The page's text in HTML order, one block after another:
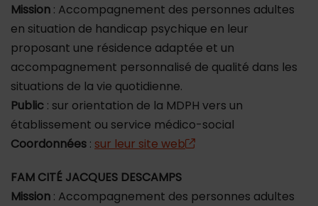
Mission : Accompagnement des personnes adultes
en situation de handicap psychique en leur
proposant une résidence adaptée et un
accompagnement personnalisé de qualité dans les
situations de la vie quotidienne.
Public : sur orientation de la MDPH vers un
établissement ou service médico-social
Coordonnées : sur leur site web
FAM CITÉ JACQUES DESCAMPS
Mission : Accompagnement des personnes adultes